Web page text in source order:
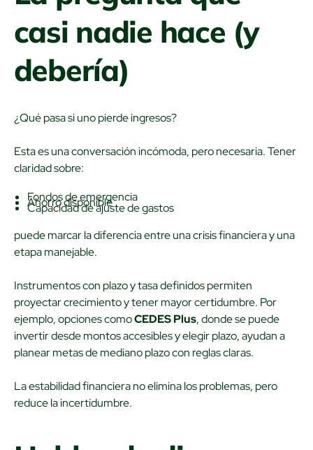
casi nadie hace (y
debería)
¿Qué pasa si uno pierde ingresos?
Esta es una conversación incómoda, pero necesaria. Tener
claridad sobre:
Fondos de emergencia
Ahorro disponible
Capacidad de ajuste de gastos
puede marcar la diferencia entre una crisis financiera y una
etapa manejable.
Instrumentos con plazo y tasa definidos permiten
proyectar crecimiento y tener mayor certidumbre. Por
ejemplo, opciones comoCEDES Plus, donde se puede
invertir desde montos accesibles y elegir plazo, ayudan a
planear metas de mediano plazo con reglas claras.
La estabilidad financiera no elimina los problemas, pero
reduce la incertidumbre.